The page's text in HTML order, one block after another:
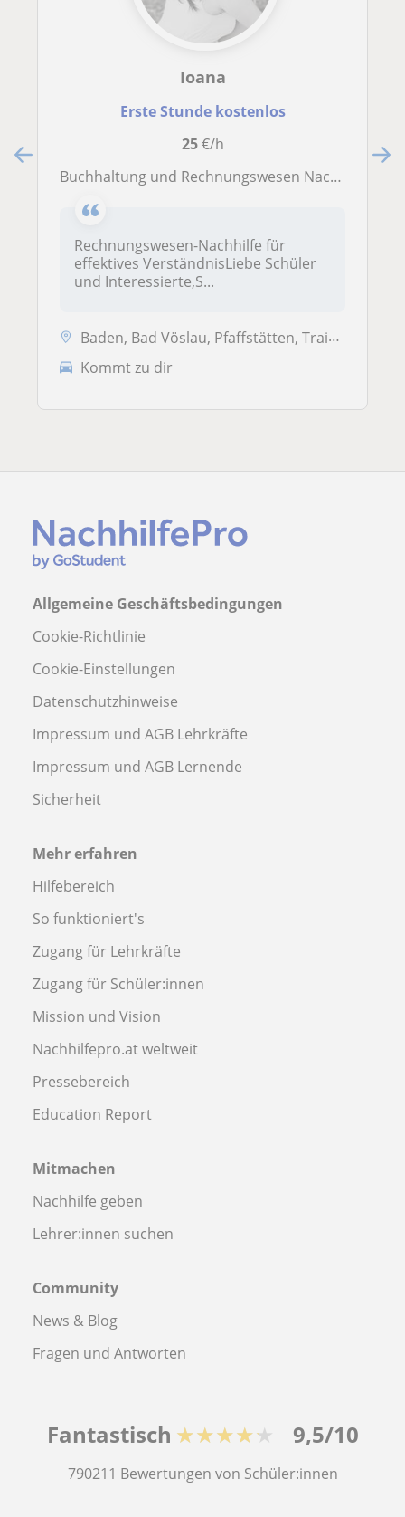
Ioana
Erste Stunde kostenlos
25€/h
Buchhaltung und Rechnungswesen Nachhilfe
Rechnungswesen-Nachhilfe für
effektives VerständnisLiebe Schüler
und Interessierte,S...
Baden, Bad Vöslau, Pfaffstätten, Traiskirchen
Kommt zu dir
Allgemeine Geschäftsbedingungen
Cookie-Richtlinie
Cookie-Einstellungen
Datenschutzhinweise
Impressum und AGB Lehrkräfte
Impressum und AGB Lernende
Sicherheit
Mehr erfahren
Hilfebereich
So funktioniert's
Zugang für Lehrkräfte
Zugang für Schüler:innen
Mission und Vision
Nachhilfepro.at weltweit
Pressebereich
Education Report
Mitmachen
Nachhilfe geben
Lehrer:innen suchen
Community
News & Blog
Fragen und Antworten
Fantastisch ★★★★★ 9,5/10
790211 Bewertungen von Schüler:innen